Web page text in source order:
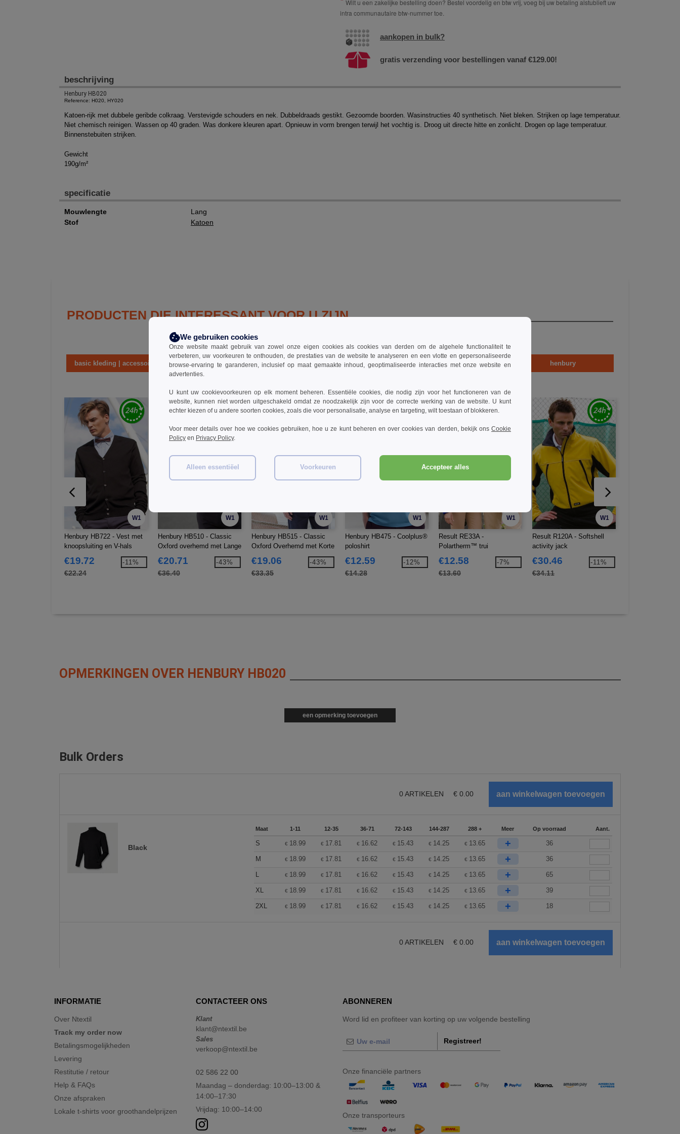
Wilt u een zakelijke bestelling doen? Bestel voordelig en btw vrij, voeg bij uw betaling alstublieft uw
intra communautaire btw-nummer toe.
aankopen in bulk?
gratis verzending voor bestellingen vanaf €129.00!
beschrijving
Henbury HB020
Reference: H020, HY020
Katoen-rijk met dubbele geribde colkraag. Verstevigde schouders en nek. Dubbeldraads gestikt. Gezoomde boorden. Wasinstructies 40 synthetisch. Niet bleken. Strijken op lage temperatuur.
Niet chemisch reinigen. Wassen op 40 graden. Was donkere kleuren apart. Opnieuw in vorm brengen terwijl het vochtig is. Droog uit directe hitte en zonlicht. Drogen op lage temperatuur.
Binnenstebuiten strijken.
Gewicht
190g/m²
specificatie
Mouwlengte
Lang
Stof
Katoen
PRODUCTEN DIE INTERESSANT VOOR U ZIJN
basic kleding | accessoires lange mouwen coltrui heren henbury
W1
Henbury HB722 - Vest met
knoopsluiting en V-hals
€19.72
€22.24
-11%
W1
Henbury HB510 - Classic
Oxford overhemd met Lange
€20.71
€36.40
-43%
W1
Henbury HB515 - Classic
Oxford Overhemd met Korte
€19.06
€33.35
-43%
W1
Henbury HB475 - Coolplus®
poloshirt
€12.59
€14.28
-12%
W1
Result RE33A -
Polartherm™ trui
€12.58
€13.60
-7%
W1
Result R120A - Softshell
activity jack
€30.46
€34.11
-11%
OPMERKINGEN OVER HENBURY HB020
een opmerking toevoegen
Bulk Orders
0 ARTIKELEN € 0.00
Black
Maat 1-11 12-35 36-71 72-143 144-287 288 + Meer Op voorraad Aant.
S € 18.99 € 17.81 € 16.62 € 15.43 € 14.25 € 13.65 + 36
M € 18.99 € 17.81 € 16.62 € 15.43 € 14.25 € 13.65 + 36
L € 18.99 € 17.81 € 16.62 € 15.43 € 14.25 € 13.65 + 65
XL € 18.99 € 17.81 € 16.62 € 15.43 € 14.25 € 13.65 + 39
2XL € 18.99 € 17.81 € 16.62 € 15.43 € 14.25 € 13.65 + 18
0 ARTIKELEN € 0.00
INFORMATIE
Over Ntextil
Track my order now
Betalingsmogelijkheden
Levering
Restitutie / retour
Help & FAQs
Onze afspraken
Lokale t-shirts voor groothandelprijzen
CONTACTEER ONS
Klant
klant@ntextil.be
Sales
verkoop@ntextil.be
02 586 22 00
Maandag – donderdag: 10:00–13:00 &
14:00–17:30
Vrijdag: 10:00–14:00
ABONNEREN
Word lid en profiteer van korting op uw volgende bestelling
Registreer!
Onze financiële partners
Onze transporteurs
We gebruiken cookies
Onze website maakt gebruik van zowel onze eigen cookies als cookies van derden om de algehele functionaliteit te
verbeteren, uw voorkeuren te onthouden, de prestaties van de website te analyseren en een vlotte en gepersonaliseerde
browse-ervaring te garanderen, inclusief op maat gemaakte inhoud, geoptimaliseerde interacties met onze website en
advertenties.
U kunt uw cookievoorkeuren op elk moment beheren. Essentiële cookies, die nodig zijn voor het functioneren van de
website, kunnen niet worden uitgeschakeld omdat ze noodzakelijk zijn voor de correcte werking van de website. U kunt
echter kiezen of u andere soorten cookies, zoals die voor personalisatie, analyse en targeting, wilt toestaan of blokkeren.
Voor meer details over hoe we cookies gebruiken, hoe u ze kunt beheren en over cookies van derden, bekijk ons Cookie
Policy en Privacy Policy.
Alleen essentiëel Voorkeuren Accepteer alles